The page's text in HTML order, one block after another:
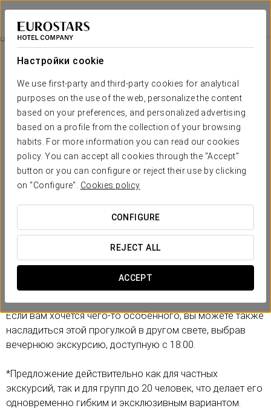
Настройки cookie
We use first-party and third-party cookies for analytical
purposes on the use of the web, personalize the content
based on your preferences, and personalized advertising
based on a profile from the collection of your browsing
habits. For more information you can read our cookies
policy. You can accept all cookies through the "Accept"
button or you can configure or reject their use by clicking
on "Configure". Cookies policy
CONFIGURE
REJECT ALL
ACCEPT
Eurostars Palacio Buenavista
ТОЛЕДО
Прогулка По Толедо — Частный Тур
Прогулка по Толедо — частный тур
Прогулка, которая приглашает открыть для себя суть
города без спешки, позволяя увлечься его историей и
уникальной атмосферой. Примерно за 2,5 часа вы
посетите самые знаковые места: атмосферный
еврейский квартал, величественный кафедральный
собор и оживлённую площадь Пласа-де-Сокодовэр.
Если вам хочется чего-то особенного, вы можете также
насладиться этой прогулкой в другом свете, выбрав
вечернюю экскурсию, доступную с 18:00.
*Предложение действительно как для частных
экскурсий, так и для групп до 20 человек, что делает его
одновременно гибким и эксклюзивным вариантом.